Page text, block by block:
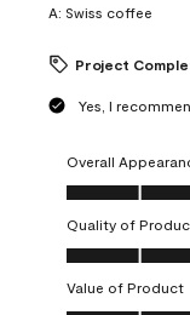
A: Swiss coffee
Project
Yes, I
Overall
Overall
Quality of
Quality of
Value of Product